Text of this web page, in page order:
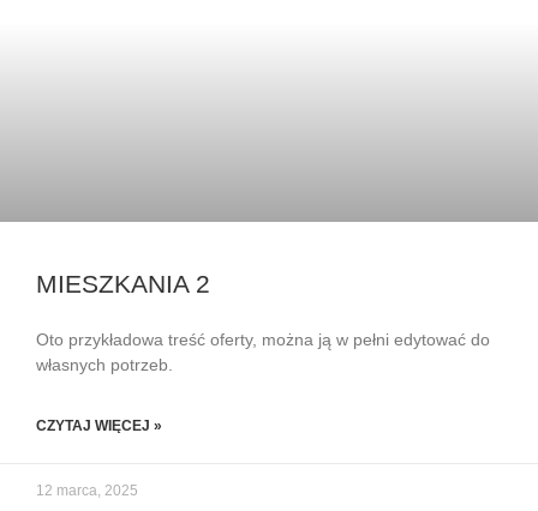
MIESZKANIA 2
Oto przykładowa treść oferty, można ją w pełni edytować do
własnych potrzeb.
CZYTAJ WIĘCEJ »
12 marca, 2025